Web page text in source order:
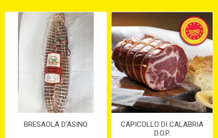
BRESAOLA D'ASINO
CAPICOLLO DI CALABRIA
D.O.P.